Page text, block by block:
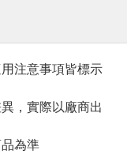
注意事項皆標示
，實際以廠商出
為準